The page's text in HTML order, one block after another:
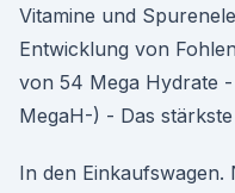
Vitamine und
Entwicklung von
von 54 Mega Hydrate
MegaH-) - Das
In den